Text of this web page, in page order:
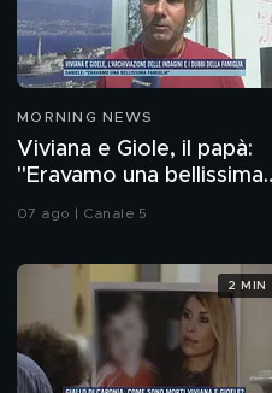
MORNING NEWS
Viviana e Giole, il papà:
"Eravamo una bellissima
famiglia"
07 ago | Canale 5
2 MIN